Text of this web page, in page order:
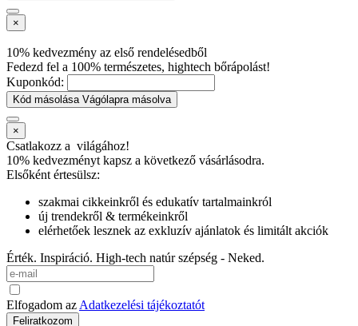
×
10% kedvezmény az első rendelésedből
Fedezd fel a 100% természetes, hightech bőrápolást!
Kuponkód:
Kód másolása Vágólapra másolva
×
Csatlakozz a világához!
10% kedvezményt kapsz a következő vásárlásodra.
Elsőként értesülsz:
szakmai cikkeinkről és edukatív tartalmainkról
új trendekről & termékeinkről
elérhetőek lesznek az exkluzív ajánlatok és limitált akciók
Érték. Inspiráció. High-tech natúr szépség - Neked.
Elfogadom az Adatkezelési tájékoztatót
Feliratkozom